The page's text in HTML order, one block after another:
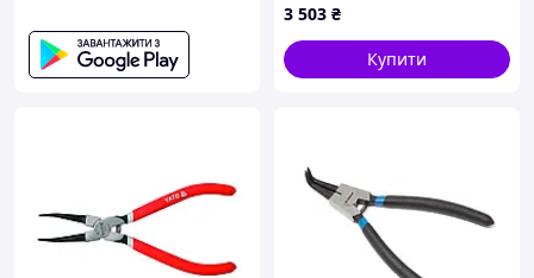
3 503 ₴
Купити